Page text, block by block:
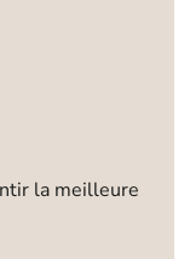
la meilleure